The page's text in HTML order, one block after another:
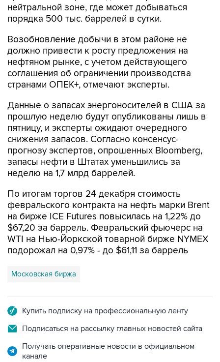
Возобновление добычи в этом районе не
нефтяном рынке, с учетом действующего
соглашения об ограничении производства
странами ОПЕК+, отмечают эксперты.
Данные о запасах энергоносителей в США за
пятницу, и эксперты ожидают очередного
снижения запасов. Согласно консенсус-
прогнозу экспертов, опрошенных Bloomberg,
запасы нефти в Штатах уменьшились за
неделю на 1,7 млрд баррелей.
По итогам торгов 24 декабря стоимость
на бирже ICE Futures повысилась на 1,22% до
$67,20 за баррель. Февральский фьючерс на
WTI на Нью-Йоркской товарной бирже NYMEX
подорожал на 0,97% - до $61,11 за баррель
Московская биржа
Подписаться на рассылку главных новостей сайта
Получать оперативные новости в официальном